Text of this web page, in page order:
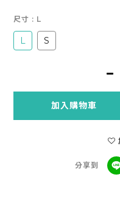
尺寸 : L
L S
加入購物車
分享到